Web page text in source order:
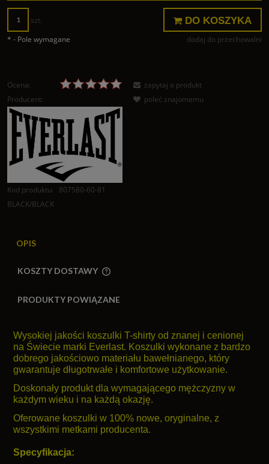
szt. DO KOSZYKA
dodaj do przechowalni
* - Pole wymagane
Ocena:
Producent:
Kod produktu:
807580-60-81
BLACK/BLACK
zapytaj o produkt
poleć znajomemu
OPIS
KOSZTY DOSTAWY
PRODUKTY POWIĄZANE
Wysokiej jakości koszulki T-shirty od znanej i cenionej
na Świecie marki Everlast. Koszulki wykonane z bardzo
dobrego jakościowo materiału bawełnianego, który
gwarantuje długotrwałe i komfortowe użytkowanie.
Doskonały produkt dla wymagającego mężczyzny w
każdym wieku i na każdą okazję.
Oferowane koszulki w 100% nowe, oryginalne, z
wszystkimi metkami producenta.
Specyfikacja: